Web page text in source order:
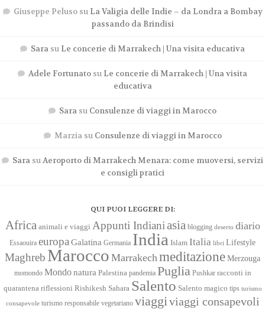
Giuseppe Pelusosu La Valigia delle Indie – da Londra a Bombay
passando da Brindisi
Sara su Le concerie di Marrakech | Una visita educativa
Adele Fortunato su Le concerie di Marrakech | Una visita
educativa
Sara su Consulenze di viaggi in Marocco
Marziasu Consulenze di viaggi in Marocco
Sara suAeroporto di Marrakech Menara: come muoversi, servizi
e consigli pratici
QUI PUOI LEGGERE DI:
Africa animali e viaggi Appunti Indianiasia blogging deserto diario
Essaouira europa Galatina Germania India Islam Italia libri Lifestyle
Maghreb Marocco Marrakech meditazioneMerzouga
momondo Mondo natura Palestina pandemia Puglia Pushkar racconti in
quarantena riflessioni Rishikesh Sahara Salento Salento magico tips turismo
consapevole turismo responsabile vegetariano viaggi viaggi consapevoli